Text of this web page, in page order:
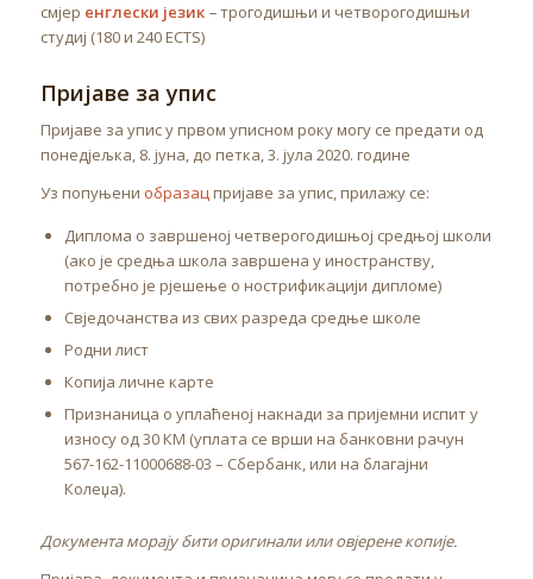
смјер енглески језик –трогодишњи и четворогодишњи
студиј (180 и 240 ECTS)
Пријаве за упис
Пријаве за упис у првом уписном року могу се предати од
понедјељка, 8. јуна, до петка, 3. јула 2020. године
Уз попуњени образацпријаве за упис, прилажу се:
Диплома о завршеној четверогодишњој средњој школи
(ако је средња школа завршена у иностранству,
потребно је рјешење о нострификацији дипломе)
Свједочанства из свих разреда средње школе
Родни лист
Копија личне карте
Признаница о уплаћеној накнади за пријемни испит у
износу од 30 КМ (уплата се врши на банковни рачун
567-162-11000688-03 – Сбербанк, или на благајни
Колеџа).
Документа морају бити оригинали или овјерене копије.